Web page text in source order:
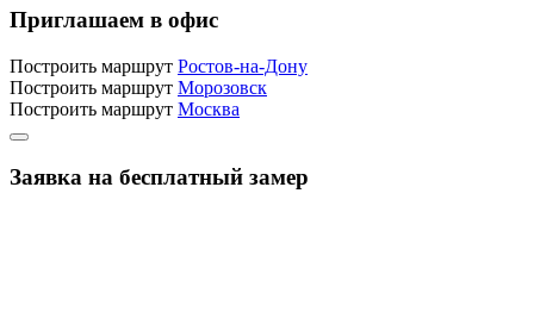
Приглашаем в офис
Построить маршрут Ростов-на-Дону
Построить маршрут Морозовск
Построить маршрут Москва
Заявка на бесплатный замер